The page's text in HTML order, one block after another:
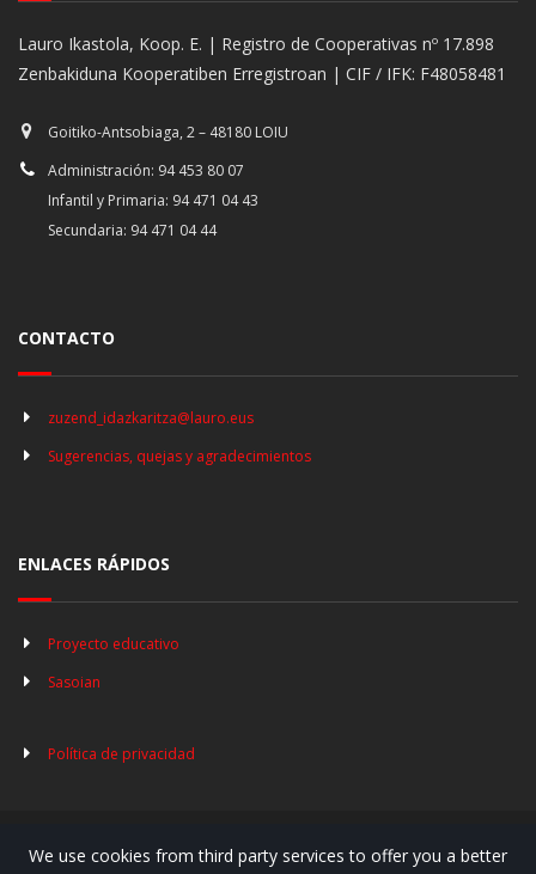
Lauro Ikastola, Koop. E. | Registro de Cooperativas nº 17.898
Zenbakiduna Kooperatiben Erregistroan | CIF / IFK: F48058481
Goitiko-Antsobiaga, 2 – 48180 LOIU
Administración: 94 453 80 07
Infantil y Primaria: 94 471 04 43
Secundaria: 94 471 04 44
CONTACTO
zuzend_idazkaritza@lauro.eus
Sugerencias, quejas y agradecimientos
ENLACES RÁPIDOS
Proyecto educativo
Sasoian
Política de privacidad
© Copyright 2019. Lauro Ikastola
We use cookies from third party services to offer you a better